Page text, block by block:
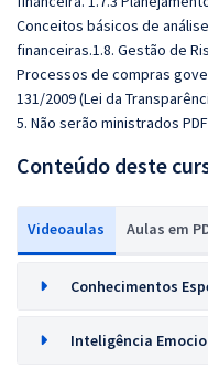
Conceitos básicos de
financeiras.1.8. Gestão de
Processos de compras
131/2009 (Lei da
5. Não serão ministrados
Conteúdo deste
Videoaulas Aulas em
Conhecimentos
Inteligência